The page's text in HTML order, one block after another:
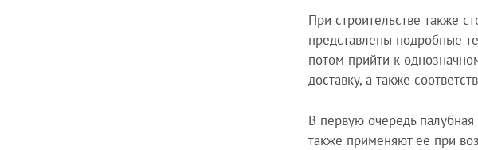
При строительстве также
представлены подробные
потом прийти к
доставку, а также
В первую очередь
также применяют ее при